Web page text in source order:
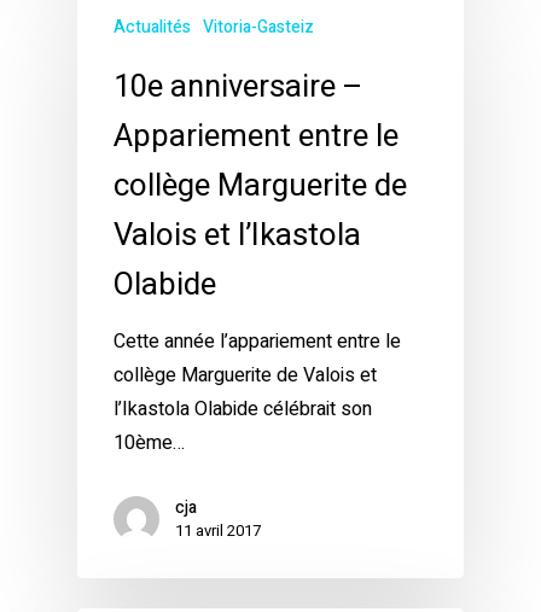
Actualités Vitoria-Gasteiz
10e anniversaire –
Appariement entre le
collège Marguerite de
Valois et l’Ikastola
Olabide
Cette année l’appariement entre le
collège Marguerite de Valois et
l’Ikastola Olabide célébrait son
10ème…
cja
11 avril 2017